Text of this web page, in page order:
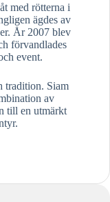
med rötterna i
ägdes av
År 2007 blev
förvandlades
event.
tradition. Siam
av
till en utmärkt